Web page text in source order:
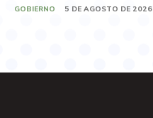
GOBIERNO 5 DE AGOSTO DE 2026